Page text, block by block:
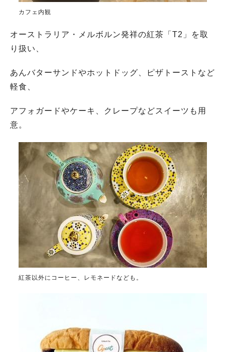
カフェ内観
オーストラリア・メルボルン発祥の紅茶「T2」を取
り扱い、
あんバターサンドやホットドッグ、ピザトーストなど
軽食、
アフォガードやケーキ、クレープなどスイーツも用
意。
紅茶以外にコーヒー、レモネードなども。